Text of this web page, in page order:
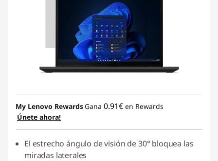
My Lenovo Rewards Gana 0.91€ en Rewards
Únete ahora!
El estrecho ángulo de visión de 30° bloquea las
miradas laterales